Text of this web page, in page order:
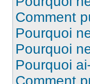
Comment
Pourquoi
Pourquoi
Pourquoi
Comment